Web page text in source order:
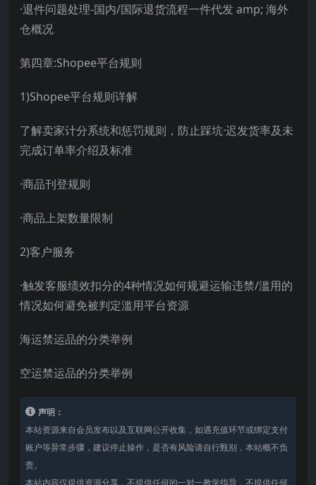
·退件问题处理-国内/国际退货流程一件代发 amp; 海外
仓概况
第四章:Shopee平台规则
1)Shopee平台规则详解
了解卖家计分系统和惩罚规则，防止踩坑·迟发货率及未
完成订单率介绍及标准
·商品刊登规则
·商品上架数量限制
2)客户服务
·触发客服绩效扣分的4种情况如何规避运输违禁/滥用的
情况如何避免被判定滥用平台资源
海运禁运品的分类举例
空运禁运品的分类举例
声明：
本站资源来自会员发布以及互联网公开收集，如遇充值环节或绑定支付
账户等异常步骤，建议停止操作，是否有风险请自行甄别，本站概不负
责。
本站内容仅提供资源分享，不提供任何的一对一教学指导，不提供任何